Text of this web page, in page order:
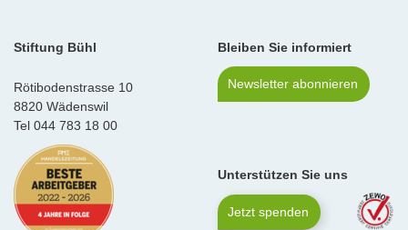
Stiftung Bühl
Rötibodenstrasse 10
8820 Wädenswil
Tel 044 783 18 00
Bleiben Sie informiert
Newsletter abonnieren
Unterstützen Sie uns
Jetzt spenden